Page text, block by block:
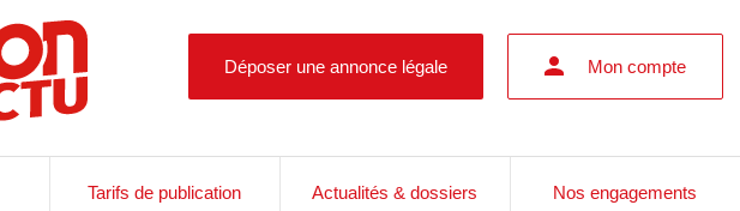
Déposer une annonce légale Mon compte
Tarifs de publication Actualités & dossiers Nos engagements